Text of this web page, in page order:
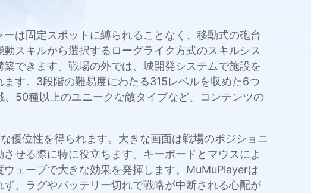
は固定スポットに縛られることなく、移動式の砲台
スキルから選択するローグライク方式のスキルシス
できます。戦場の外では、城開発システムで施設を
す。3段階の難易度にわたる315レベルを収めた6つ
50種以上のユニークな敵タイプなど、コンテンツの
優位性を得られます。大きな画面は戦場のポジショニ
せる際に特に役立ちます。キーボードとマウスによ
ェーブで大きな効果を発揮します。MuMuPlayerは
、ラグやバッテリー切れで戦略が中断される心配が